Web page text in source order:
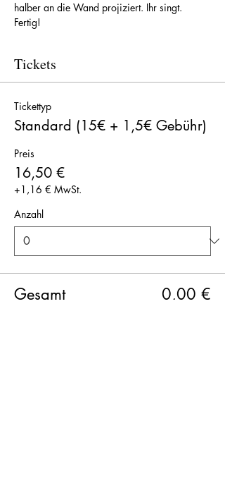
halber an die Wand projiziert. Ihr singt.
Fertig!
Tickets
Tickettyp
Standard (15€ + 1,5€ Gebühr)
Preis
16,50 €
+1,16 € MwSt.
Anzahl
Gesamt 0,00 €